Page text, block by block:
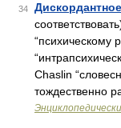
34
“психическому
Chaslin
тождественно